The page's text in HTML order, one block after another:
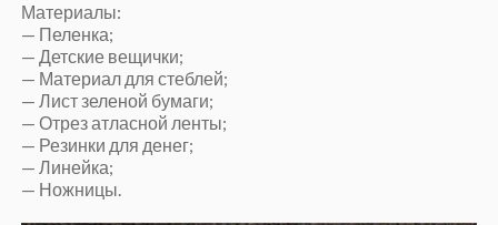
Материалы:
— Пеленка;
— Детские вещички;
— Материал для стеблей;
— Лист зеленой бумаги;
— Отрез атласной ленты;
— Резинки для денег;
— Линейка;
— Ножницы.